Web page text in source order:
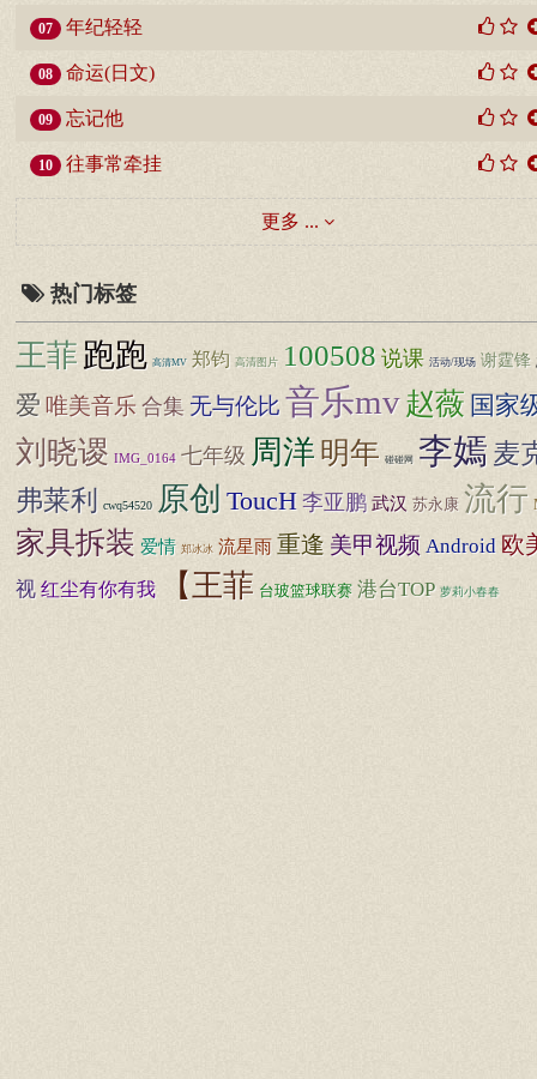
07 年纪轻轻
08 命运(日文)
09 忘记他
10 往事常牵挂
更多 ...
热门标签
王菲 跑跑 高清MV 郑钧 高清图片 100508 说课 活动/现场 谢霆锋
爱 唯美音乐 合集 无与伦比音乐mv赵薇 国家
刘晓谡 IMG_0164 七年级 周洋明年 碰碰网 李嫣 麦
弗莱利
cwq54520 原创 ToucH 李亚鹏 武汉 苏永康 流行
家具拆装 爱情 郑冰冰 流星雨 重逢 美甲视频 Android 欧
视 红尘有你有我 【王菲 台玻篮球联赛 港台TOP 萝莉小春春